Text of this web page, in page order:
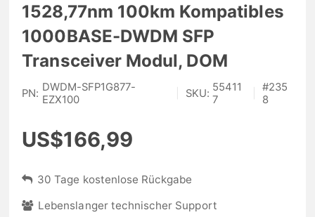
1528,77nm 100km Kompatibles
1000BASE-DWDM SFP
Transceiver Modul, DOM
PN: DWDM-SFP1G877-
EZX100
SKU: 55411
7
#235
8
US$166,99
30 Tage kostenlose Rückgabe
Lebenslanger technischer Support